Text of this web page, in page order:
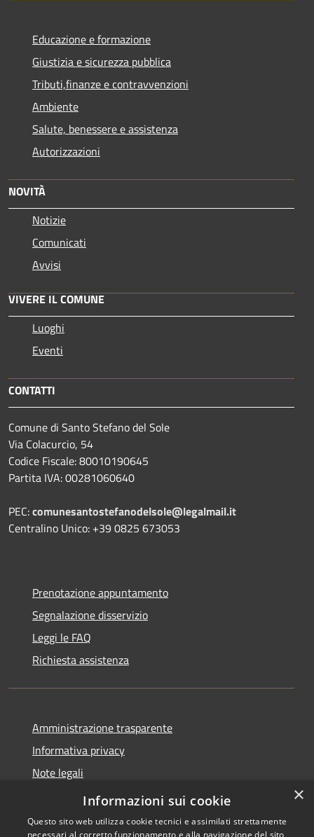
Educazione e formazione
Giustizia e sicurezza pubblica
Tributi,finanze e contravvenzioni
Ambiente
Salute, benessere e assistenza
Autorizzazioni
NOVITÀ
Notizie
Comunicati
Avvisi
VIVERE IL COMUNE
Luoghi
Eventi
CONTATTI
Comune di Santo Stefano del Sole
Via Colacurcio, 54
Codice Fiscale: 80010190645
Partita IVA: 00281060640
PEC:comunesantostefanodelsole@legalmail.it
Centralino Unico: +39 0825 673053
Prenotazione appuntamento
Segnalazione disservizio
Leggi le FAQ
Richiesta assistenza
Amministrazione trasparente
Informativa privacy
Note legali
Dichiarazione di accessibilità
×
Informazioni sui cookie
Questo sito web utilizza cookie tecnici e assimilati strettamente
necessari al corretto funzionamento e alla navigazione del sito,